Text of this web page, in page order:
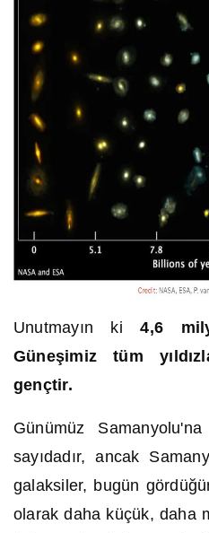
Unutmayın ki4,6
Güneşimiz tüm
gençtir.
Günümüz
sayıdadır, ancak
galaksiler, bugün
olarak daha küçük, daha